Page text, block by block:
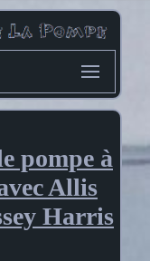
pompe à
Allis
Harris